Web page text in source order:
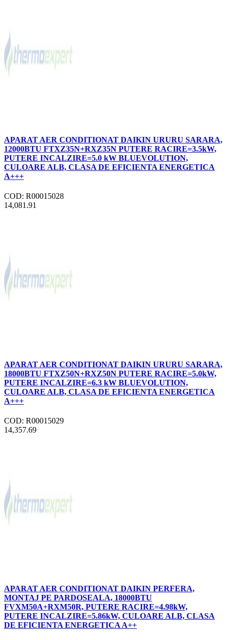
APARAT AER CONDITIONAT DAIKIN URURU SARARA,
12000BTU FTXZ35N+RXZ35N PUTERE RACIRE=3.5kW,
PUTERE INCALZIRE=5.0 kW BLUEVOLUTION,
CULOARE ALB, CLASA DE EFICIENTA ENERGETICA
A+++
COD: R00015028
14,081.91
APARAT AER CONDITIONAT DAIKIN URURU SARARA,
18000BTU FTXZ50N+RXZ50N PUTERE RACIRE=5.0kW,
PUTERE INCALZIRE=6.3 kW BLUEVOLUTION,
CULOARE ALB, CLASA DE EFICIENTA ENERGETICA
A+++
COD: R00015029
14,357.69
APARAT AER CONDITIONAT DAIKIN PERFERA,
MONTAJ PE PARDOSEALA, 18000BTU
FVXM50A+RXM50R, PUTERE RACIRE=4.98kW,
PUTERE INCALZIRE=5.86kW, CULOARE ALB, CLASA
DE EFICIENTA ENERGETICA A++